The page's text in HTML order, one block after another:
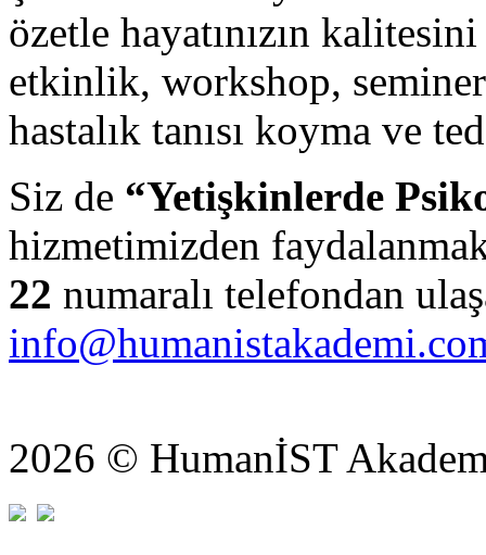
özetle hayatınızın
etkinlik, workshop,
hastalık tanısı koyma ve
Siz de “Yetişkinlerde
hizmetimizden
22 numaralı telefondan
2026 © HumanİST